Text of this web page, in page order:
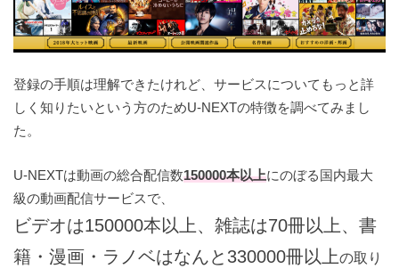
登録の手順は理解できたけれど、サービスについてもっと詳
しく知りたいという方のためU-NEXTの特徴を調べてみまし
た。
U-NEXTは動画の総合配信数150000本以上にのぼる国内最大
級の動画配信サービスで、
ビデオは150000本以上、雑誌は70冊以上、書
籍・漫画・ラノベはなんと330000冊以上の取り